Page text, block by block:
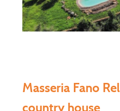
Masseria Fano
country house